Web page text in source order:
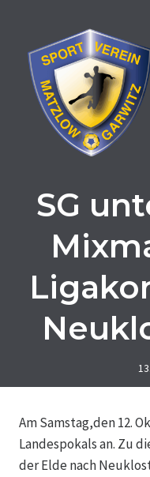
springen
SG
Am Samstag,den 12.
Landespokals an. Zu
der Elde nach